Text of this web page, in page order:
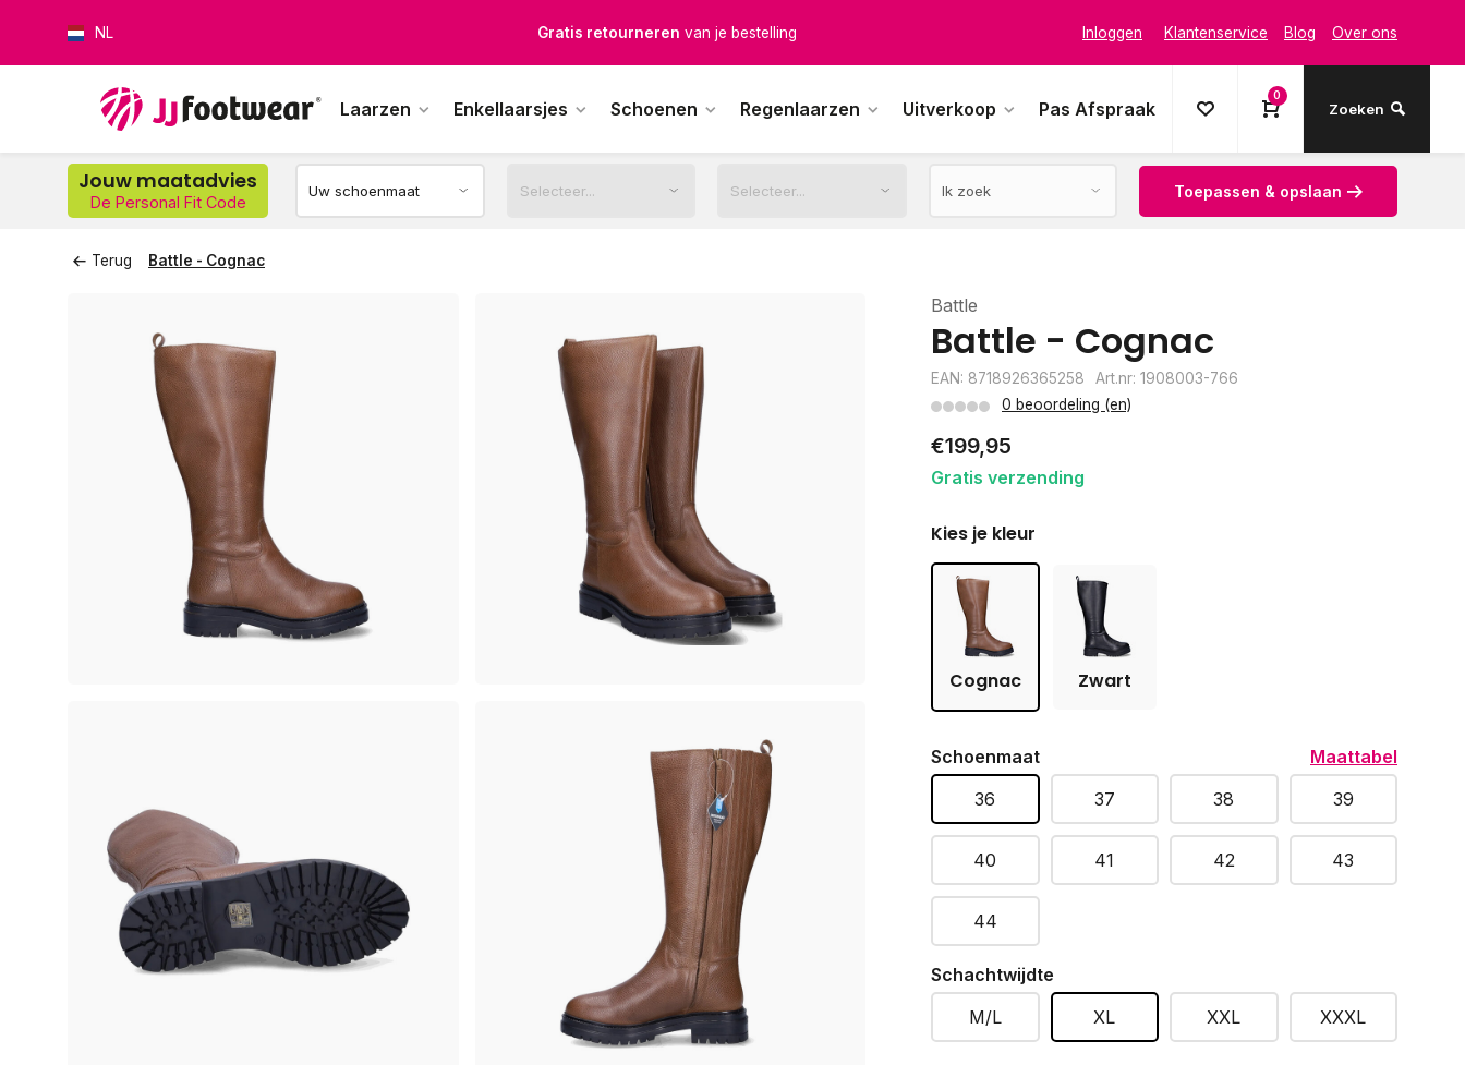
NL Gratis verzendingvanaf € 100,-
Op werkdagen voor 12.00u besteld,
Inloggen Klantenservice Blog Over ons
Laarzen Enkellaarsjes Schoenen Regenlaarzen Uitverkoop Pas Afspraak
0
Zoeken
Jouw maatadvies
De Personal Fit Code
Toepassen & opslaan
Terug Battle - Cognac
Battle
Battle - Cognac
EAN: 8718926365258
Art.nr: 1908003-766
0 beoordeling (en)
€199,95
Gratis verzending
Kies je kleur
Cognac Zwart
Schoenmaat
Maattabel
36
37 38 39
40 41 42 43
44
Schachtwijdte
M/L
XL XXL XXXL